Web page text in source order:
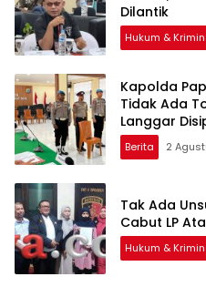
Dilantik
Hukum &
Kapolda
Tidak Ada
Langgar
Berita 2
Tak Ada
Cabut LP
Hukum &